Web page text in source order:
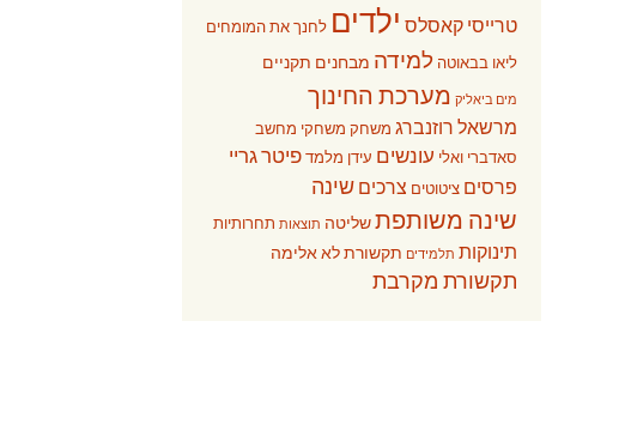
טרייסי קאסלס ילדים לחנך את המומחים
ליאו בבאוטה למידה מבחנים תקניים
מים ביאליק מערכת החינוך
מרשאל רוזנברג משחק משחקי מחשב
סאדברי ואלי עונשים עידן מלמד פיטר גריי
פרסים ציטוטים צרכים שינה
שינה משותפתשליטה תוצאות תחרותיות
תינוקות תלמידים תקשורת לא אלימה
תקשורת מקרבת